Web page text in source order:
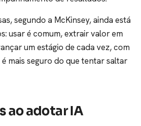
segundo a McKinsey, ainda está
usar é comum, extrair valor em
um estágio de cada vez, com
mais seguro do que tentar saltar
ao adotar IA